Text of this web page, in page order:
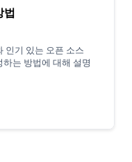
법
인기 있는 오픈 소스
는 방법에 대해 설명